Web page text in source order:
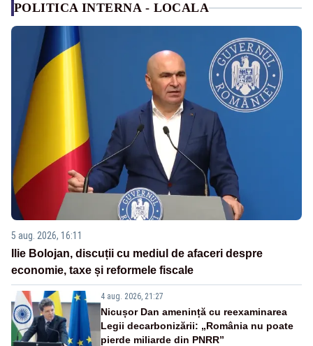
POLITICA INTERNA - LOCALA
5 aug. 2026, 16:11
Ilie Bolojan, discuții cu mediul de afaceri despre
economie, taxe și reformele fiscale
4 aug. 2026, 21:27
Nicușor Dan amenință cu reexaminarea
Legii decarbonizării: „România nu poate
pierde miliarde din PNRR”